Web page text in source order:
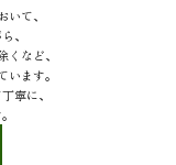
て、
、
など、
ます。
寧に、